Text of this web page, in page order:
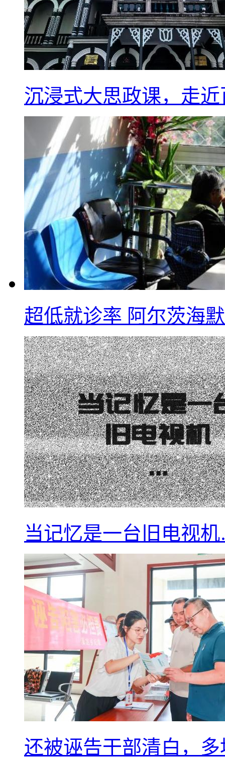
沉浸式大思政课，走
超低就诊率 阿尔茨海
当记忆是一台旧电视
还被诬告干部清白，